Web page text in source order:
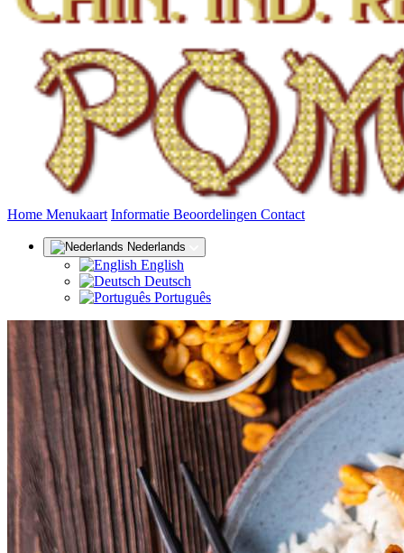
Home (huidige)
Menukaart Informatie Beoordelingen Contact
Nederlands
English
Deutsch
Português